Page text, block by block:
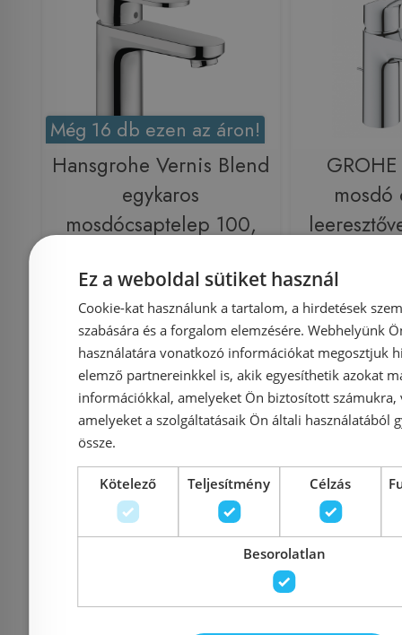
Még 16 db ezen az áron!
Hansgrohe Vernis Blend
egykaros
mosdócsaptelep 100,
lefolyógarnitúrával
71551000
Azonosító: 187584
Cikkszám: 71551000
43 228 Ft 29 500 Ft
mosdó
29 348 Ft
-32%
Raktáron Raktáron
Ez a weboldal sütiket használ
Cookie-kat használunk a tartalom, a hirdetések
szabására és a forgalom elemzésére. Webhelyünk
használatára vonatkozó információkat megosztjuk
elemző partnereinkkel is, akik egyesíthetik azokat
információkkal, amelyeket Ön biztosított számukra,
amelyeket a szolgáltatásaik Ön általi használatából
össze.
Kötelező Teljesítmény Célzás
Besorolatlan